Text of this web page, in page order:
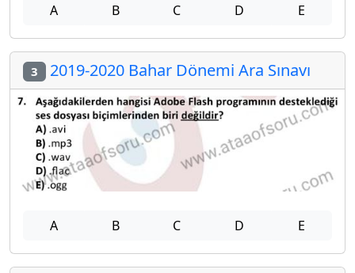
A B C D E
3 2019-2020 Bahar Dönemi Ara Sınavı
A B C D E